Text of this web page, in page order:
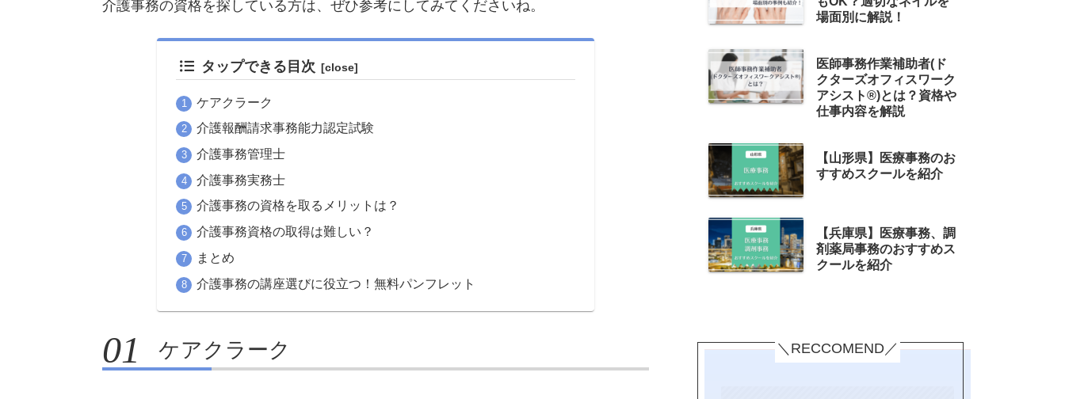
介護事務の資格を探している方は、ぜひ参考にしてみてくださいね。
タップできる目次
ケアクラーク
介護報酬請求事務能力認定試験
介護事務管理士
介護事務実務士
介護事務の資格を取るメリットは？
介護事務資格の取得は難しい？
まとめ
介護事務の講座選びに役立つ！無料パンフレット
ケアクラーク
場面別に解説！
医師事務作業補助者(ド
クターズオフィスワーク
アシスト®)とは？資格や
仕事内容を解説
【山形県】医療事務のお
すすめスクールを紹介
【兵庫県】医療事務、調
剤薬局事務のおすすめス
クールを紹介
＼RECCOMEND／